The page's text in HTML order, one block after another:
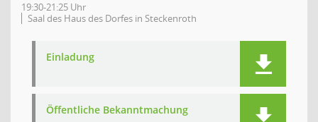
19:30-21:25 Uhr
Saal des Haus des Dorfes in Steckenroth
Einladung
Öffentliche Bekanntmachung